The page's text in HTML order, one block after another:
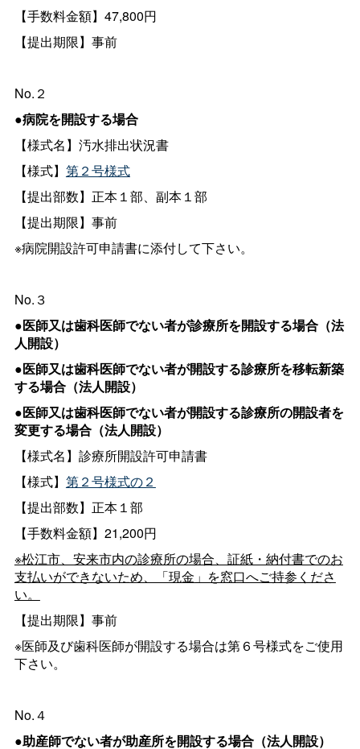
【手数料金額】47,800円
【提出期限】事前
No.２
●病院を開設する場合
【様式名】汚水排出状況書
【様式】 第２号様式
【提出部数】正本１部、副本１部
【提出期限】事前
※病院開設許可申請書に添付して下さい。
No.３
●医師又は歯科医師でない者が診療所を開設する場合（法
人開設）
●医師又は歯科医師でない者が開設する診療所を移転新築
する場合（法人開設）
●医師又は歯科医師でない者が開設する診療所の開設者を
変更する場合（法人開設）
【様式名】診療所開設許可申請書
【様式】 第２号様式の２
【提出部数】正本１部
【手数料金額】21,200円
※松江市、安来市内の診療所の場合、証紙・納付書でのお
支払いができないため、「現金」を窓口へご持参くださ
い。
【提出期限】事前
※医師及び歯科医師が開設する場合は第６号様式をご使用
下さい。
No.４
●助産師でない者が助産所を開設する場合（法人開設）